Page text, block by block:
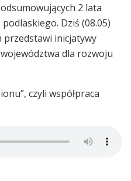
2 lata
Dziś (08.05)
przedstawi inicjatywy
dla rozwoju
czyli współpraca